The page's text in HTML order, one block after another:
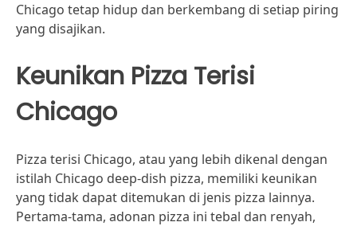
Chicago tetap hidup dan berkembang di setiap piring
yang disajikan.
Keunikan Pizza Terisi
Chicago
Pizza terisi Chicago, atau yang lebih dikenal dengan
istilah Chicago deep-dish pizza, memiliki keunikan
yang tidak dapat ditemukan di jenis pizza lainnya.
Pertama-tama, adonan pizza ini tebal dan renyah,